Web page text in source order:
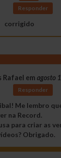
Responder
corrigido
Rafael em agosto
Responder
Me lembro
na Record.
para criar as
Obrigado.